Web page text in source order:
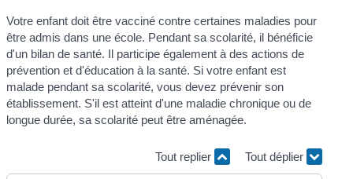
Votre enfant doit être vacciné contre certaines maladies pour
être admis dans une école. Pendant sa scolarité, il bénéficie
d'un bilan de santé. Il participe également à des actions de
prévention et d'éducation à la santé. Si votre enfant est
malade pendant sa scolarité, vous devez prévenir son
établissement. S'il est atteint d'une maladie chronique ou de
longue durée, sa scolarité peut être aménagée.
Tout replier Tout déplier